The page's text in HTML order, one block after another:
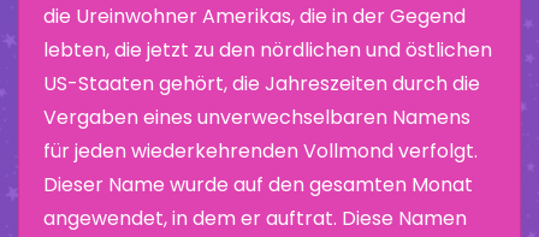
die Ureinwohner Amerikas, die in der Gegend
lebten, die jetzt zu den nördlichen und östlichen
US-Staaten gehört, die Jahreszeiten durch die
Vergaben eines unverwechselbaren Namens
für jeden wiederkehrenden Vollmond verfolgt.
Dieser Name wurde auf den gesamten Monat
angewendet, in dem er auftrat. Diese Namen